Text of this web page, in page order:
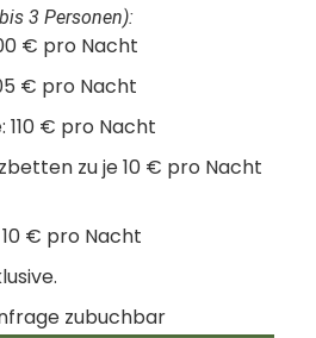
3 Personen):
€ pro Nacht
€ pro Nacht
110 € pro Nacht
zu je 10 € pro Nacht
€ pro Nacht
zubuchbar